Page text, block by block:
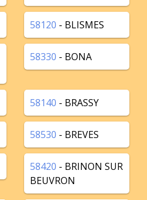
58120 - BLISMES
58330 - BONA
58140 - BRASSY
58530 - BREVES
58420 - BRINON SUR
BEUVRON